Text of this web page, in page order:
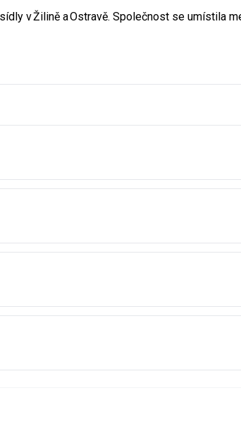
v Žilině a Ostravě. Společnost se umístila